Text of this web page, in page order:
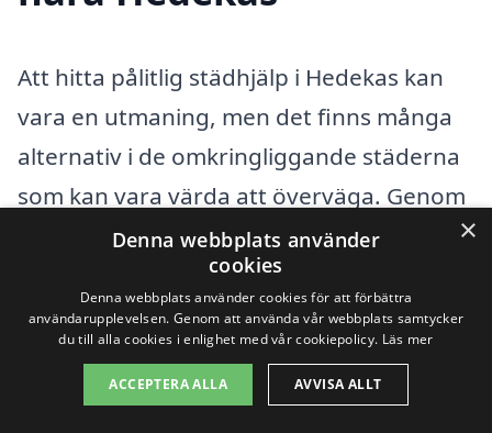
Att hitta pålitlig städhjälp i Hedekas kan
vara en utmaning, men det finns många
alternativ i de omkringliggande städerna
som kan vara värda att överväga. Genom
att använda vår plattform kan du enkelt
få kontakt med professionella städfirmor
som erbjuder skräddarsydd städhjälp. I
jakten på städhjälp i Hedekas är det ofta
en god idé att kolla även i närliggande
×
Denna webbplats använder
cookies
Denna webbplats använder cookies för att förbättra
användarupplevelsen. Genom att använda vår webbplats samtycker
du till alla cookies i enlighet med vår cookiepolicy. Läs mer
ACCEPTERA ALLA AVVISA ALLT